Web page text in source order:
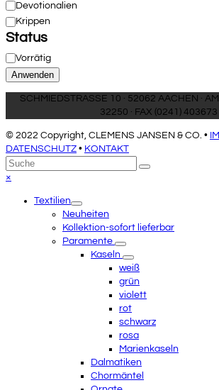
Kategorie
Devotionalien
Krippen
Status
Status
Vorrätig
Anwenden
SCHMIEDSTRASSE 10 · 52062 AACHEN · AM DOM ·
32250 · FAX (0241) 403673
© 2022 Copyright, CLEMENS JANSEN & CO. •
DATENSCHUTZ • KONTAKT
An
den
scrollen
Suche
Senden
×
menuTextilien
Neuheiten
Kollektion-sofort lieferbar
Paramente
Kaseln
weiß
grün
violett
rot
schwarz
rosa
Marienkaseln
Dalmatiken
Chormäntel